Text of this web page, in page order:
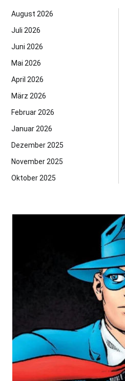
August 2026
Juli 2026
Juni 2026
Mai 2026
April 2026
März 2026
Februar 2026
Januar 2026
Dezember 2025
November 2025
Oktober 2025